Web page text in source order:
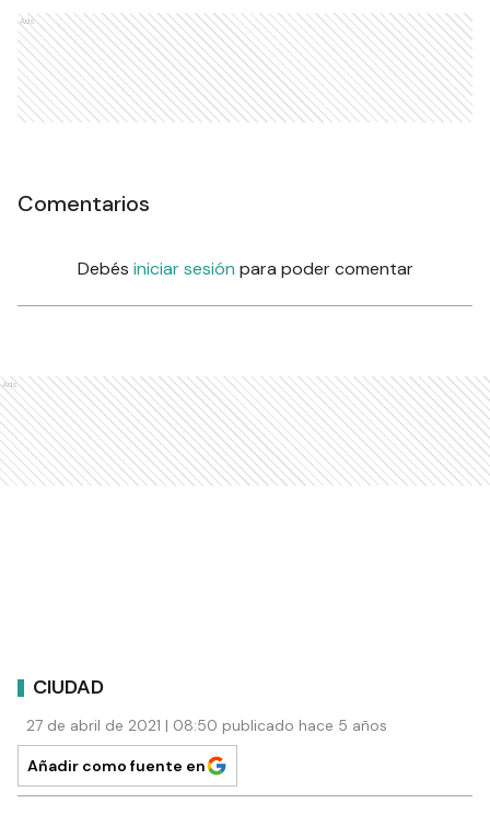
Ads
Comentarios
Debés iniciar sesión para poder comentar
Ads
CIUDAD
27 de abril de 2021 | 08:50 publicado hace 5 años
Añadir como fuente en